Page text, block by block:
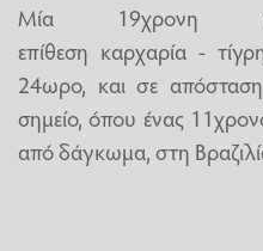
Μία 19χρονη
επίθεση καρχαρία -
24ωρο, και σε
σημείο, όπου ένας
από δάγκωμα, στη